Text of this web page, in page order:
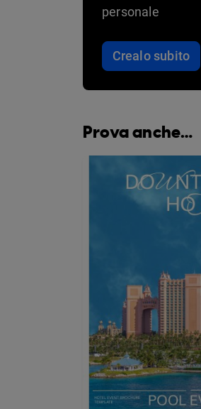
personale
Crealo subito
Prova anche…